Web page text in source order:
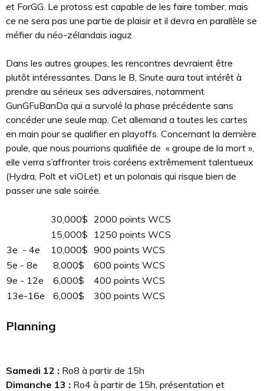
et ForGG. Le protoss est capable de les faire tomber, mais
ce ne sera pas une partie de plaisir et il devra en parallèle se
méfier du néo-zélandais iaguz.
Dans les autres groupes, les rencontres devraient être
plutôt intéressantes. Dans le B, Snute aura tout intérêt à
prendre au sérieux ses adversaires, notamment
GunGFuBanDa qui a survolé la phase précédente sans
concéder une seule map. Cet allemand a toutes les cartes
en main pour se qualifier en playoffs. Concernant la dernière
poule, que nous pourrions qualifiée de « groupe de la mort »,
elle verra s’affronter trois coréens extrêmement talentueux
(Hydra, Polt et viOLet) et un polonais qui risque bien de
passer une sale soirée.
30,000$ 2000 points WCS
15,000$
1250 points WCS
3e - 4e
10,000$ 900 points WCS
5e - 8e
8,000$
600 points WCS
9e - 12e
6,000$
400 points WCS
13e-16e
6,000$ 300 points WCS
Planning
Samedi 12 : Ro8 à partir de 15h
Dimanche 13 : Ro4 à partir de 15h, présentation et